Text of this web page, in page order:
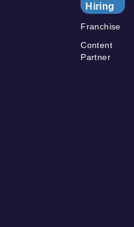
Hiring
Franchise
Content
Partner